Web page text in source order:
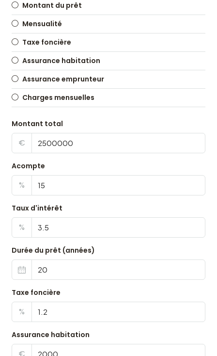
Montant du prêt
Mensualité
Taxe foncière
Assurance habitation
Assurance emprunteur
Charges mensuelles
Montant total
€
Acompte
%
Taux d'intérêt
%
Durée du prêt (années)
Taxe foncière
%
Assurance habitation